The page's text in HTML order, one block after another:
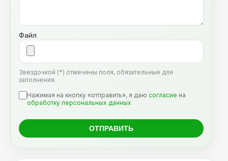
Файл
Звездочкой (*) отмечены поля, обязательные для
заполнения.
Нажимая на кнопку «отправить», я даю согласие на
обработку персональных данных